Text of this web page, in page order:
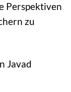
Perspektiven
zu
Javad